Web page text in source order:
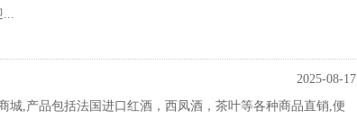
...
2025-08-17
城,产品包括法国进口红酒，西凤酒，茶叶等各种商品直销,便